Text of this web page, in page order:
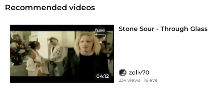
Recommended videos
04:12
Stone Sour - Through Glass
zoliv70
234 views 16 éve